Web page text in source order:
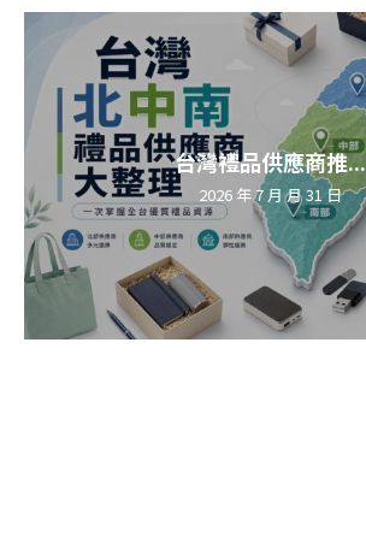
台灣禮品供應商推...
2026 年 7 月 月 31 日